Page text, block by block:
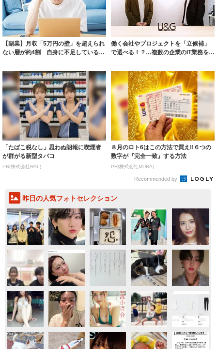
【副業】月収「5万円の壁」を超えられ
ない層が約4割 自身に不足していると
働く会社やプロジェクトを「立候補」
で選べる！？…複数の企業のIT業務を掛
「たばこ税なし」思わぬ朗報に喫煙者
が群がる新型タバコ
PR(株式会社HAL)
８月のロト6はこの方法で買え!!６つの
数字が『完全一致』する方法
PR(株式会社MURA)
Recommended by
昨日の人気フォトセレクション